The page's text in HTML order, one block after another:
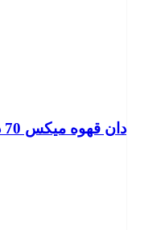
دان قهوه میکس 70 درصد عربیکا 500 گرمی